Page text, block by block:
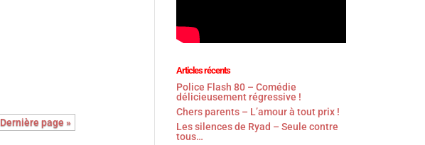
Dernière page »
Articles récents
Police Flash 80 – Comédie
délicieusement régressive !
Chers parents – L’amour à tout prix !
Les silences de Ryad – Seule contre
tous…